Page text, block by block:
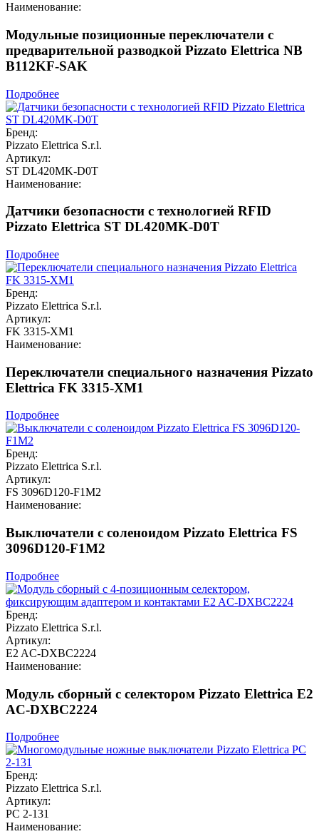
Наименование:
Модульные позиционные переключатели с
предварительной разводкой Pizzato Elettrica NB
B112KF-SAK
Подробнее
Бренд:
Pizzato Elettrica S.r.l.
Артикул:
ST DL420MK-D0T
Наименование:
Датчики безопасности с технологией RFID
Pizzato Elettrica ST DL420MK-D0T
Подробнее
Бренд:
Pizzato Elettrica S.r.l.
Артикул:
FK 3315-XM1
Наименование:
Переключатели специального назначения Pizzato
Elettrica FK 3315-XM1
Подробнее
Бренд:
Pizzato Elettrica S.r.l.
Артикул:
FS 3096D120-F1M2
Наименование:
Выключатели с соленоидом Pizzato Elettrica FS
3096D120-F1M2
Подробнее
Бренд:
Pizzato Elettrica S.r.l.
Артикул:
E2 AC-DXBC2224
Наименование:
Модуль сборный с селектором Pizzato Elettrica E2
AC-DXBC2224
Подробнее
Бренд:
Pizzato Elettrica S.r.l.
Артикул:
PC 2-131
Наименование: